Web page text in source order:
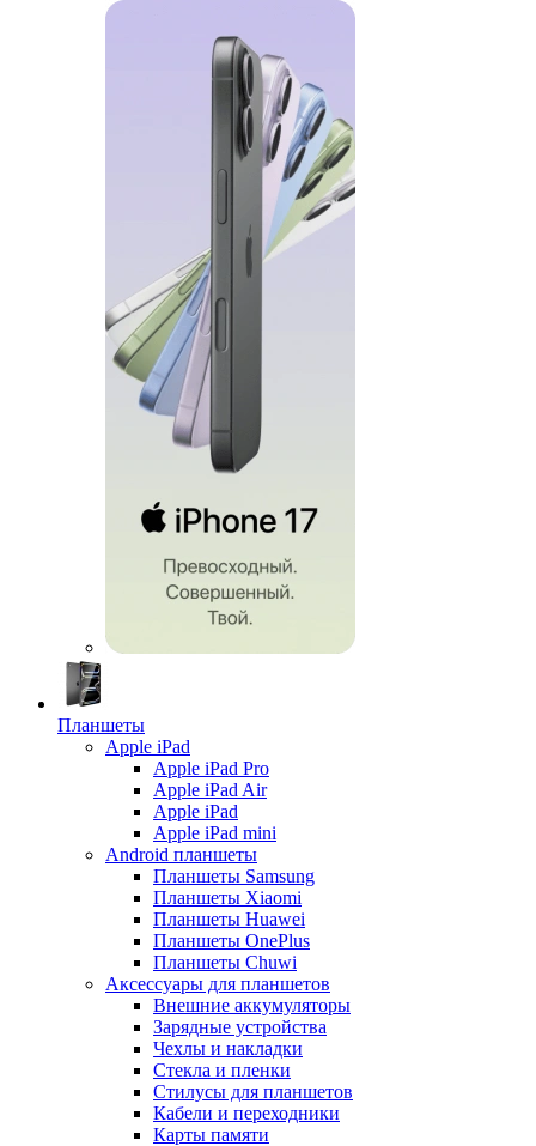
Планшеты
Apple iPad
Apple iPad Pro
Apple iPad Air
Apple iPad
Apple iPad mini
Android планшеты
Планшеты Samsung
Планшеты Xiaomi
Планшеты Huawei
Планшеты OnePlus
Планшеты Chuwi
Аксессуары для планшетов
Внешние аккумуляторы
Зарядные устройства
Чехлы и накладки
Стекла и пленки
Стилусы для планшетов
Кабели и переходники
Карты памяти